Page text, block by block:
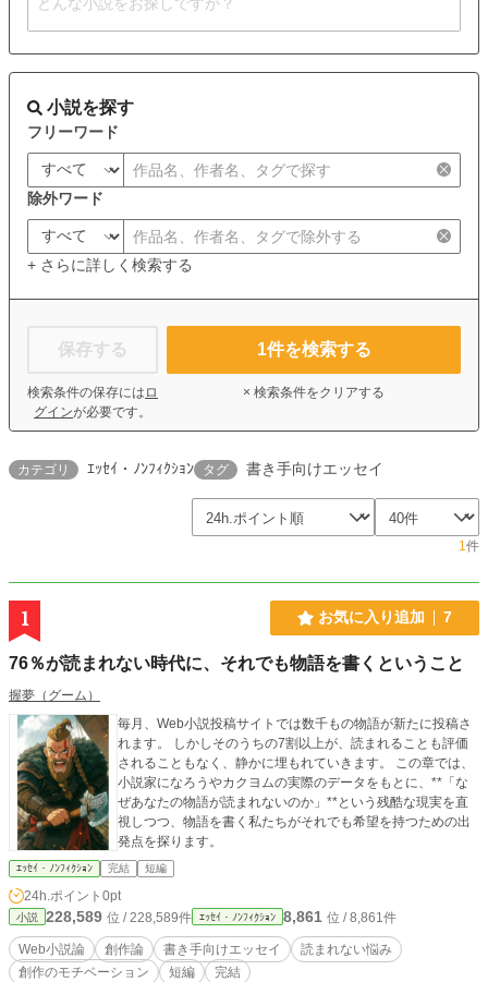
小説を探す
フリーワード
除外ワード
+ さらに詳しく検索する
保存する
検索条件の保存には ロ
グインが必要です。
1件を検索する
× 検索条件をクリアする
カテゴリ ｴｯｾｲ・ﾉﾝﾌｨｸｼｮﾝ タグ 書き手向けエッセイ
1件
1 お気に入り追加 7
76％が読まれない時代に、それでも物語を書くということ
握夢（グーム）
毎月、Web小説投稿サイトでは数千もの物語が新たに投稿さ
れます。 しかしそのうちの7割以上が、読まれることも評価
されることもなく、静かに埋もれていきます。 この章では、
小説家になろうやカクヨムの実際のデータをもとに、**「な
ぜあなたの物語が読まれないのか」**という残酷な現実を直
視しつつ、物語を書く私たちがそれでも希望を持つための出
発点を探ります。
ｴｯｾｲ・ﾉﾝﾌｨｸｼｮﾝ 完結 短編
24h.ポイント 0pt
小説 228,589 位 / 228,589件 ｴｯｾｲ・ﾉﾝﾌｨｸｼｮﾝ 8,861 位 / 8,861件
Web小説論 創作論 書き手向けエッセイ
読まれない悩み
創作のモチベーション
短編 完結